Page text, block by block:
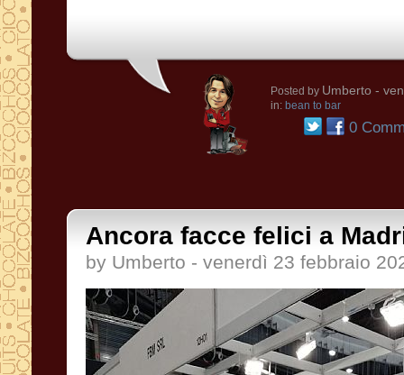
Posted by Umberto -
in: bean to bar
0
Ancora facce felici a
by Umberto - venerdì 23 febbraio